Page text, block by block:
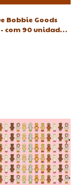
Bobbie Goods
com 90 unidades-